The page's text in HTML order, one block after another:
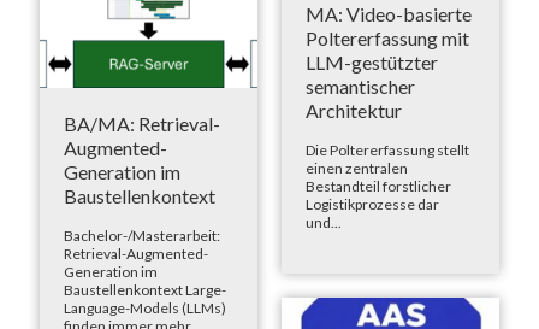
BA/MA: Retrieval-
Augmented-
Generation im
Baustellenkontext
Bachelor-/Masterarbeit:
Retrieval-Augmented-
Generation im
Baustellenkontext Large-
Language-Models (LLMs)
MA: Video-basierte
Poltererfassung mit
LLM-gestützter
semantischer
Architektur
Die Poltererfassung stellt
einen zentralen
Bestandteil forstlicher
Logistikprozesse dar
und...